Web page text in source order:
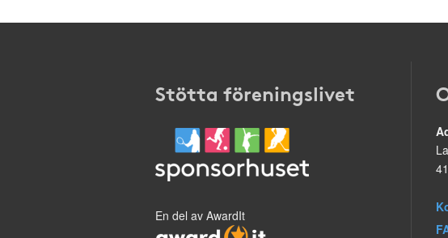
Stötta föreningslivet
En del av AwardIt